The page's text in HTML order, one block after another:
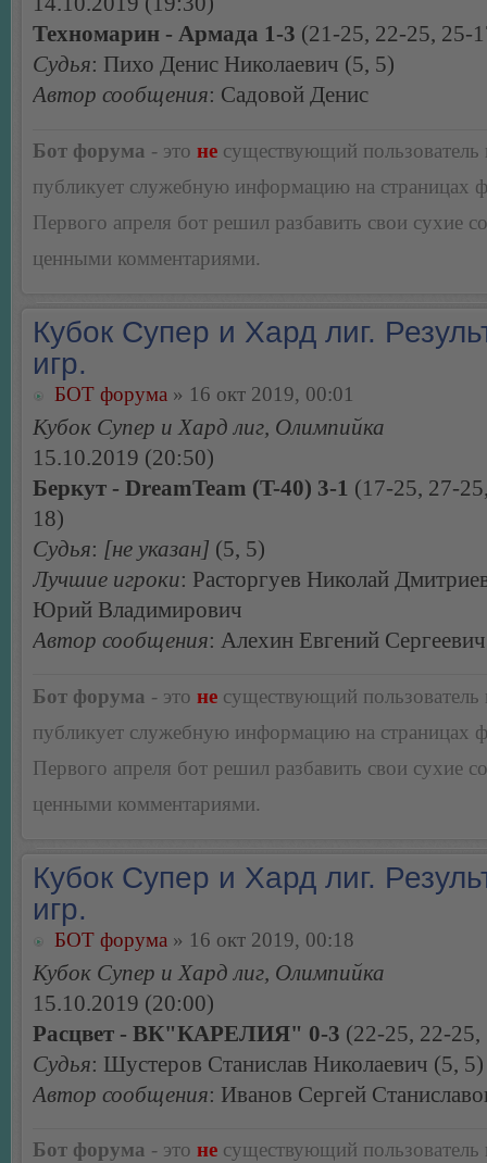
Техномарин - Армада 1-3 (21-25, 22-25, 25-
Судья: Пихо Денис Николаевич (5, 5)
Автор сообщения: Садовой Денис
Бот форума - это не существующий пользователь
публикует служебную информацию на страницах
Первого апреля бот решил разбавить свои сухие
ценными комментариями.
Кубок Супер и Хард лиг.
игр.
БОТ форума » 16 окт 2019, 00:01
Кубок Супер и Хард лиг, Олимпийка
15.10.2019 (20:50)
Беркут - DreamTeam (T-40) 3-1 (17-25, 27-
18)
Судья: [не указан] (5, 5)
Лучшие игроки: Расторгуев Николай
Юрий Владимирович
Автор сообщения: Алехин Евгений Сергеевич
Бот форума - это не существующий пользователь
публикует служебную информацию на страницах
Первого апреля бот решил разбавить свои сухие
ценными комментариями.
Кубок Супер и Хард лиг.
игр.
БОТ форума » 16 окт 2019, 00:18
Кубок Супер и Хард лиг, Олимпийка
15.10.2019 (20:00)
Расцвет - ВК"КАРЕЛИЯ" 0-3 (22-25, 22-25,
Судья: Шустеров Станислав Николаевич (5, 5)
Автор сообщения: Иванов Сергей
Бот форума - это не существующий пользователь